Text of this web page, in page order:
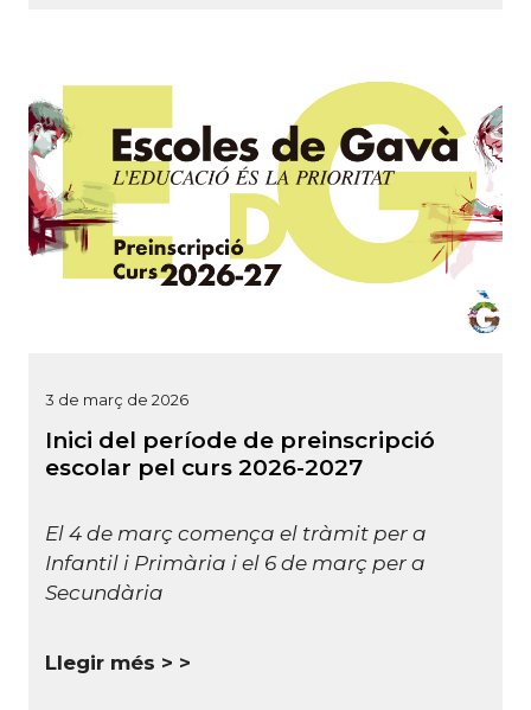
3 de març de 2026
Inici del període de preinscripció
escolar pel curs 2026-2027
El 4 de març comença el tràmit per a
Infantil i Primària i el 6 de març per a
Secundària
Llegir més >